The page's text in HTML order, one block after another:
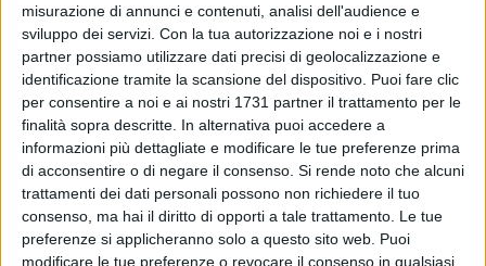
misurazione di annunci e contenuti, analisi dell'audience e
sviluppo dei servizi. Con la tua autorizzazione noi e i nostri
partner possiamo utilizzare dati precisi di geolocalizzazione e
identificazione tramite la scansione del dispositivo. Puoi fare clic
per consentire a noi e ai nostri 1731 partner il trattamento per le
finalità sopra descritte. In alternativa puoi accedere a
informazioni più dettagliate e modificare le tue preferenze prima
di acconsentire o di negare il consenso. Si rende noto che alcuni
trattamenti dei dati personali possono non richiedere il tuo
consenso, ma hai il diritto di opporti a tale trattamento. Le tue
preferenze si applicheranno solo a questo sito web. Puoi
modificare le tue preferenze o revocare il consenso in qualsiasi
Risultati liste a Trani per il Senato
TRANI - 10 APRILE 2006
Verde pubblico: dal 9 marzo la manutenzione è di Amiu
TRANI - 10 APRILE 2006
Battaglia di Visibelli per il porto di Trani
TRANI - 10 APRILE 2006
Comunità ebraica: Trani promossa a sezione della comunità
di Napoli
TRANI - 10 APRILE 2006
Affluenza alle urne ore 15.00 del 10 aprile